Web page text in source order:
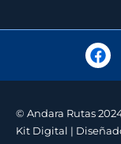
© Andara Rutas
Kit Digital |